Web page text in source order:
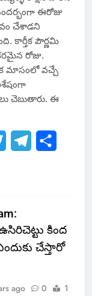
ఈరోజు
చేశాడని
కార్తీక పౌర్ణమి
రోజు.
మాసంలో వచ్చే
చెబుతారు. ఈ
Twitter Telegram
కింద
చేస్తారో
ago 0
1